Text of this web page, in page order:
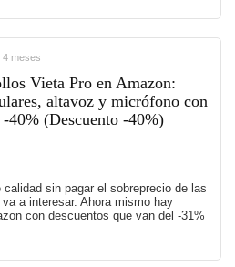
4 meses
Vieta Pro en Amazon:
altavoz y micrófono con
-40% (Descuento -40%)
sin pagar el sobreprecio de las
a interesar. Ahora mismo hay
con descuentos que van del -31%